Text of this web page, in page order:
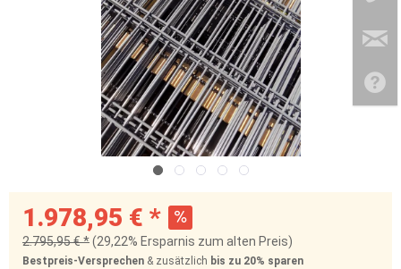
1.978,95 € *
2.795,95 € *(29,22% Ersparnis zum alten Preis)
Bestpreis-Versprechen & zusätzlich bis zu 20% sparen